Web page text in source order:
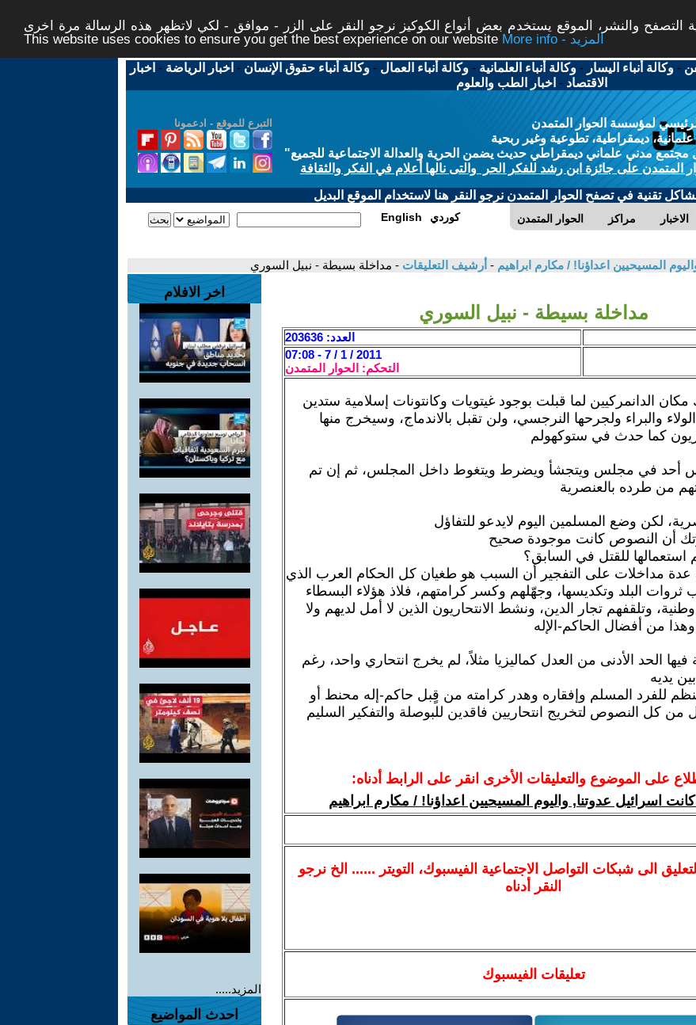
والنشر، الموقع يستخدم بعض أنواع الكوكيز نرجو النقر على الزر - موافق - لكي لاتظهر هذه الرسالة مرة اخرى -
This website uses cookies to ensure you get the best experience on our website
More info - المزيد
-وكالة أنباء اليسار -وكالة أنباء العلمانية -وكالة أنباء العمال -وكالة أنباء حقوق الإنسان - اخبار الرياضة - اخبار
الاقتصاد - اخبار الطب والعلوم
التبرع للموقع - ادعمونا
لمؤسسة الحوار المتمدن
ديمقراطية، تطوعية وغير ربحية
مدني علماني ديمقراطي حديث يضمن الحرية والعدالة الاجتماعية للجميع"
المتمدن على جائزة ابن رشد للفكر الحر والتى نالها أعلام في الفكر والثقافة
تقنية في تصفح الحوار المتمدن نرجو النقر هنا لاستخدام الموقع البديل
الحوار المتمدن مراكز الاخبار English كوردي
المسيحيين اعداؤنا! / مكارم ابراهيم - أرشيف التعليقات - مداخلة بسيطة - نبيل السوري
مداخلة بسيطة - نبيل السوري
العدد: 203636
2011 / 1 / 7 - 07:08
التحكم: الحوار المتمدن
الدانمركيين لما قبلت بوجود غيتويات وكانتونات إسلامية ستدين
والبراء ولجرحها النرجسي، ولن تقبل بالاندماج، وسيخرج منها
كما حدث في ستوكهولم
أحد في مجلس ويتجشأ ويضرط ويتغوط داخل المجلس، ثم إن تم
من طرده بالعنصرية
لكن وضع المسلمين اليوم لايدعو للتفاؤل
أن النصوص كانت موجودة صحيح
استعمالها للقتل في السابق؟
عدة مداخلات على التفجير أن السبب هو طغيان كل الحكام العرب الذي
ثروات البلد وتكديسها، وجهّلهم وكسر كرامتهم، فلاذ هؤلاء البسطاء
وتلقفهم تجار الدين، ونشط الانتحاريون الذين لا أمل لديهم ولا
من أفضال الحاكم-الإله
فيها الحد الأدنى من العدل كماليزيا مثلاً، لم يخرج انتحاري واحد، رغم
يديه
للفرد المسلم وإفقاره وهدر كرامته من قٍبل حاكم-إله محنط أو
كل النصوص لتخريج انتحاريين فاقدين للبوصلة والتفكير السليم
على الموضوع والتعليقات الأخرى انقر على الرابط أدناه:
كانت اسرائيل عدوتنا, واليوم المسيحيين اعداؤنا! / مكارم ابراهيم
التعليق الى شبكات التواصل الاجتماعية الفيسبوك، التويتر ...... الخ نرجو
النقر أدناه
تعليقات الفيسبوك
اخر الافلام
المزيد.....
احدث المواضيع